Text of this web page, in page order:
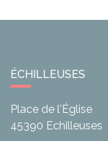
ÉCHILLEUSES
Place de l'Église
45390 Echilleuses